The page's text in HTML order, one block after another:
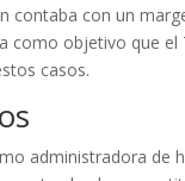
contaba con un
como objetivo que
casos.
administradora de